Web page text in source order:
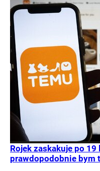
Rojek zaskakuje po 19
prawdopodobnie bym